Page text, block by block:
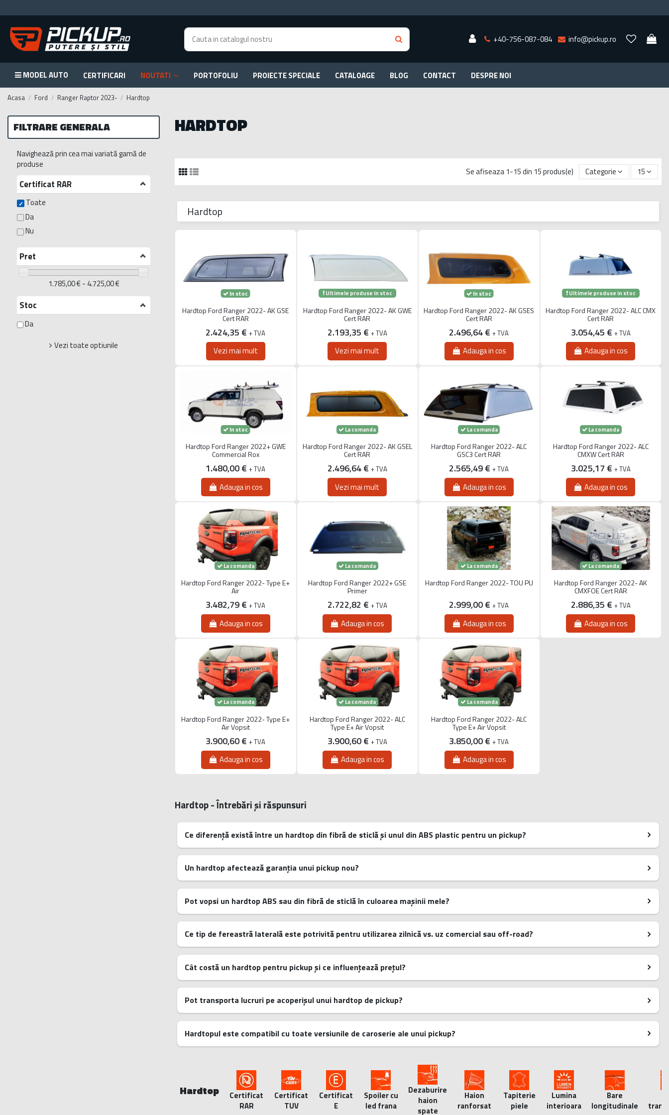
+40-756-087-084 info@pickup.ro
MODEL AUTO CERTIFICARI NOUTATI PORTOFOLIU PROIECTE SPECIALE CATALOAGE BLOG CONTACT DESPRE NOI
Acasa Ford Ranger Raptor 2023- Hardtop
HARDTOP
Se afiseaza 1-15 din 15 produs(e) Categorie 15
Hardtop
In stoc
Hardtop Ford Ranger 2022- AK GSE
Cert RAR
2.424,35 €+ TVA
Vezi mai mult
Ultimele produse in stoc
Hardtop Ford Ranger 2022- AK GWE
Cert RAR
2.193,35 € + TVA
Vezi mai mult
In stoc
Hardtop Ford Ranger 2022- AK GSES
Cert RAR
2.496,64 €+ TVA
Adauga in cos
Ultimele produse in stoc
Hardtop Ford Ranger 2022- ALC CMX
Cert RAR
3.054,45 € + TVA
Adauga in cos
In stoc
Hardtop Ford Ranger 2022+ GWE
Commercial Rox
1.480,00 €+ TVA
Adauga in cos
La comanda
Hardtop Ford Ranger 2022- AK GSEL
Cert RAR
2.496,64 € + TVA
Vezi mai mult
La comanda
Hardtop Ford Ranger 2022- ALC
GSC3 Cert RAR
2.565,49 €+ TVA
Adauga in cos
La comanda
Hardtop Ford Ranger 2022- ALC
CMXW Cert RAR
3.025,17 € + TVA
Adauga in cos
La comanda
Hardtop Ford Ranger 2022- Type E+
Air
3.482,79 €+ TVA
Adauga in cos
La comanda
Hardtop Ford Ranger 2022+ GSE
Primer
2.722,82 € + TVA
Adauga in cos
La comanda
Hardtop Ford Ranger 2022- TOU PU
2.999,00 €+ TVA
Adauga in cos
La comanda
Hardtop Ford Ranger 2022- AK
CMXFOE Cert RAR
2.886,35 € + TVA
Adauga in cos
La comanda
Hardtop Ford Ranger 2022- Type E+
Air Vopsit
3.900,60 €+ TVA
Adauga in cos
La comanda
Hardtop Ford Ranger 2022- ALC
Type E+ Air Vopsit
3.900,60 € + TVA
Adauga in cos
La comanda
Hardtop Ford Ranger 2022- ALC
Type E+ Air Vopsit
3.850,00 €+ TVA
Adauga in cos
Hardtop - Întrebări și răspunsuri
Ce diferență există între un hardtop din fibră de sticlă și unul din ABS plastic pentru un pickup?
Un hardtop afectează garanția unui pickup nou?
Pot vopsi un hardtop ABS sau din fibră de sticlă în culoarea mașinii mele?
Ce tip de fereastră laterală este potrivită pentru utilizarea zilnică vs. uz comercial sau off-road?
Cât costă un hardtop pentru pickup și ce influențează prețul?
Pot transporta lucruri pe acoperișul unui hardtop de pickup?
Hardtopul este compatibil cu toate versiunile de caroserie ale unui pickup?
Hardtop
Certificat
RAR
Certificat
TUV
Certificat
E
Spoiler cu
led frana
Dezaburire
haion
spate
Haion
ranforsat
Tapiterie
piele
Lumina
interioara
Bare
longitudinale
FILTRARE GENERALA
Navighează prin cea mai variată gamă de
produse
Certificat RAR
Toate
Da
Nu
Pret
1.785,00 € - 4.725,00 €
Stoc
Da
Vezi toate optiunile